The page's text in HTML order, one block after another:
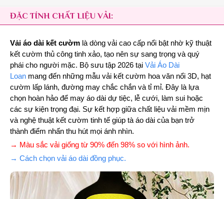
ĐẶC TÍNH CHẤT LIỆU VẢI:
Vải áo dài kết cườm là dòng vải cao cấp nổi bật nhờ kỹ thuật
kết cườm thủ công tinh xảo, tạo nên sự sang trọng và quý
phái cho người mặc. Bộ sưu tập 2026 tại Vải Áo Dài
Loan mang đến những mẫu vải kết cườm hoa văn nổi 3D, hạt
cườm lấp lánh, đường may chắc chắn và tỉ mỉ. Đây là lựa
chọn hoàn hảo để may áo dài dự tiệc, lễ cưới, làm sui hoặc
các sự kiện trọng đại. Sự kết hợp giữa chất liệu vải mềm mịn
và nghệ thuật kết cườm tinh tế giúp tà áo dài của bạn trở
thành điểm nhấn thu hút mọi ánh nhìn.
→ Màu sắc vải giống từ 90% đến 98% so với hình ảnh.
→ Cách chọn vải áo dài đồng phục.